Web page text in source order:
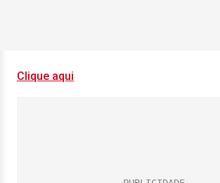
Clique aqui